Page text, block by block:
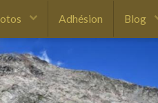
Adhésion Blog